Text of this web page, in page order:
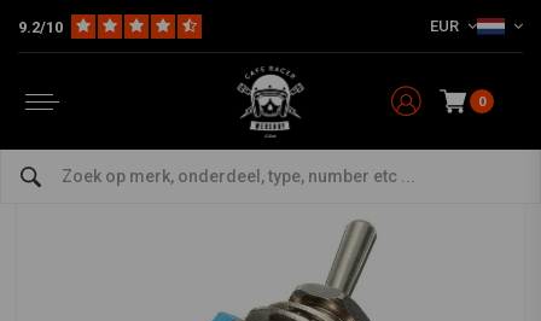
9.2/10 EUR
0
The Bike Stuur & toebehoren Aan/Uit Schakelaar Aluminium
Aan/Uit Schakelaar Aluminium